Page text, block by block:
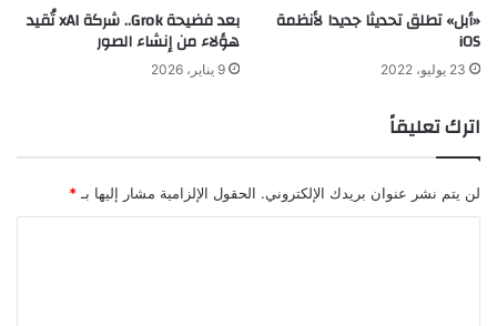
«أبل» تطلق تحديثا جديدا لأنظمة
iOS
23 يوليو، 2022
بعد فضيحة Grok.. شركة xAI تُقيد
هؤلاء من إنشاء الصور
9 يناير، 2026
اترك تعليقاً
لن يتم نشر عنوان بريدك الإلكتروني. الحقول الإلزامية مشار إليها بـ *